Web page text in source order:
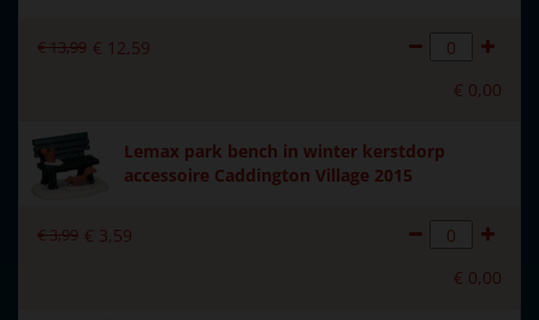
€13,99 € 12,59
€ 0,00
Lemax park bench in winter kerstdorp
accessoire Caddington Village 2015
€3,99 € 3,59
€ 0,00